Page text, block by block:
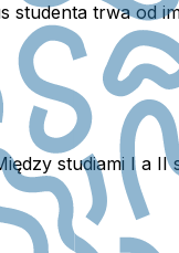
studenta trwa od
studiami I a II